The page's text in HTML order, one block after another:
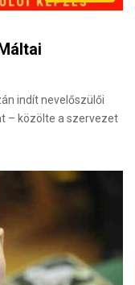
indít nevelőszülői
– közölte a szervezet